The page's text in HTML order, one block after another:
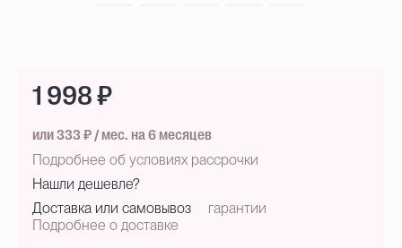
1 998 ₽
или 333 ₽ / мес. на 6 месяцев
Подробнее об условиях рассрочки
Нашли дешевле?
Доставка или самовывоз
Подробнее о доставке
гарантии